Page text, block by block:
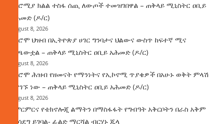
በኦሮሚያ ክልል ተስፋ ሰጪ ለውጦች ተመዝገበዋል – ጠቅላይ ሚኒስትር ዐቢይ
አሕመድ (ዶ/ር)
August 8, 2026
የኦሮሞ ህዝብ በኢትዮጵያ ሀገር ግንባታና ህልውና ውስጥ ከፍተኛ ሚና
ተጫውቷል – ጠቅላይ ሚኒስትር ዐቢይ አሕመድ (ዶ/ር)
August 8, 2026
የኦሮሞ ሕዝብ የዘመናት የማንነትና የኢኮኖሚ ጥያቄዎች በአሁኑ ወቅት ምላሽ
እያገኙ ነው – ጠቅላይ ሚኒስትር ዐቢይ አሕመድ (ዶ/ር)
August 8, 2026
የምርምርና የቴክኖሎጂ ልማትን በማስፋፋት የግብዓት አቅርቦትን በራስ አቅም
ማሳደግ ይገባል- ፊልድ ማርሻል ብርሃኑ ጁላ